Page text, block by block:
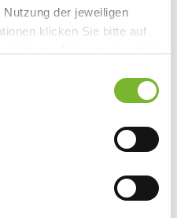
der jeweiligen
klicken Sie bitte auf
sich bitte direkt an den jeweiligen